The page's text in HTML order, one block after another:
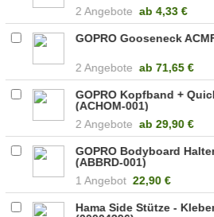
2 Angebote ab4,33 €
GOPRO Gooseneck
2 Angebote ab 71,65 €
GOPRO Kopfband +
(ACHOM-001)
2 Angebote ab 29,90 €
GOPRO Bodyboard
(ABBRD-001)
1 Angebot 22,90 €
Hama Side Stütze -